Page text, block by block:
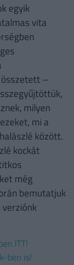
egyik
vita
–
milyen
mi a
között.
kockát
még
bemutatjuk
verziónk
ITT!
ben is!